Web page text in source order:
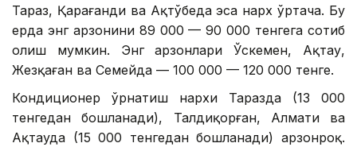
Тараз, Қарағанди ва Ақтўбеда эса нарх ўртача. Бу
ерда энг арзонини 89 000 — 90 000 тенгега сотиб
олиш мумкин. Энг арзонлари Ўскемен, Ақтау,
Жезқаған ва Семейда — 100 000 — 120 000 тенге.
Кондиционер ўрнатиш нархи Таразда (13 000
тенгедан бошланади), Талдиқорған, Алмати ва
Ақтауда (15 000 тенгедан бошланади) арзонроқ.